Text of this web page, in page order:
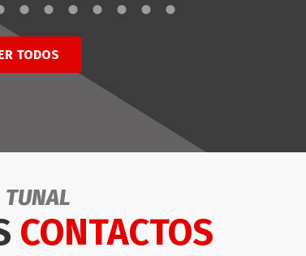
TODOS
TUNAL
CONTACTOS